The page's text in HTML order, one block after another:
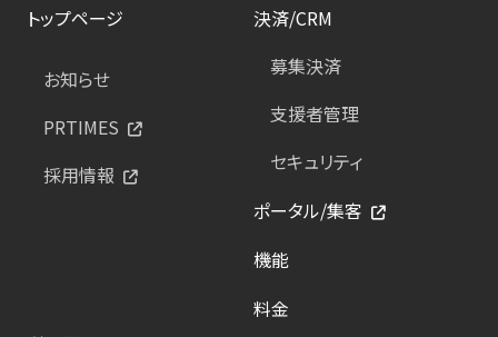
トップページ
お知らせ
PRTIMES
採用情報
決済/CRM
募集決済
支援者管理
セキュリティ
ポータル/集客
機能
料金